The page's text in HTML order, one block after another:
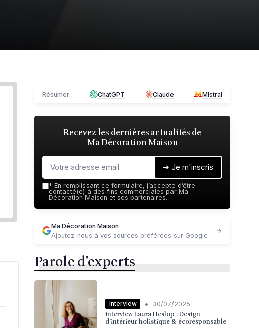
Résumer ChatGPT Claude Mistral
Recevez les dernières actualités de
Ma Décoration Maison
➔ Je m'inscris
* En remplissant ce formulaire, j’accepte d’être
contacté(e) à des fins commerciales par Ma
Décoration Maison et ses partenaires.
Ma Décoration Maison
Ajoutez-nous à vos sources préférées sur Google
Parole d'experts
Interview • 30/07/2025
interview Laura Heslop : Design
d’intérieur holistique & écoresponsable